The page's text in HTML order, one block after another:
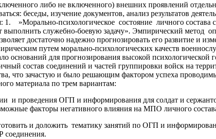
либо не включенного) внешних проявлений
беседы, изучение документов, анализ результатов
1. »Морально-психологическое состояние личного
выполнить служебно-боевую задачу». Эмпирический метод
достаточно надежно прогнозировать его развитие и
путем морально-психологических качеств
оснований для прогнозирования высокой
состав соединений и частей группировки войск на
что зачастую и было решающим фактором успеха
материала по трем вариантам:
и проведения ОГП и информирования для солдат и
факторы негативного влияния на МПО личного
и доложить тематику занятий по ОГП и
соединения.